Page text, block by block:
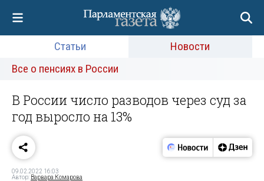
Статьи
Новости
Все о пенсиях в России
В России число разводов через суд за
год выросло на 13%
09.02.2022 16:03
Автор: Варвара Комарова